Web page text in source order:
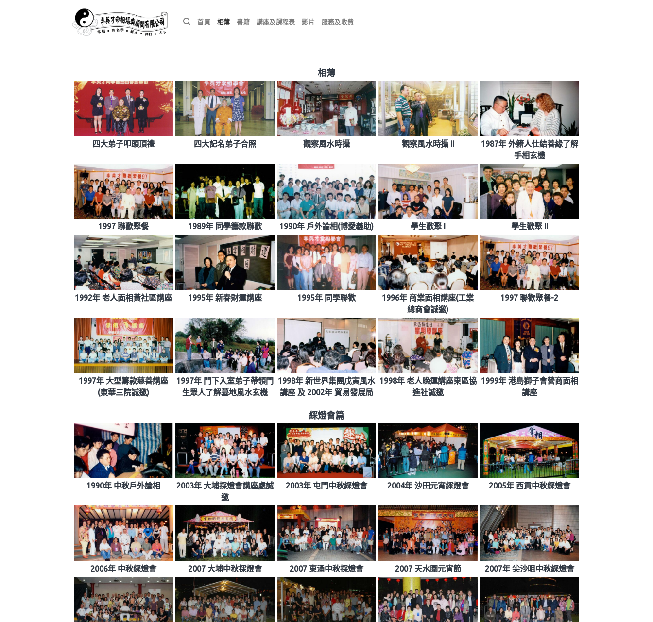
首頁 相薄 書籍 講座及課程表 影片 服務及收費
相薄
四大弟子叩頭頂禮 四大記名弟子合照 觀察風水時攝 觀察風水時攝 II
1987年 外籍人仕結善緣了解
手相玄機
1997 聯歡聚餐 1989年 同學籌款聯歡 1990年 戶外論相(博愛義助) 學生歡聚 I 學生歡聚 II
1992年 老人面相黃社區講座 1995年 新春財運講座 1995年 同學聯歡
1996年 商業面相講座(工業
總商會誠邀)
1997 聯歡聚餐-2
1997年 大型籌款慈善講座
(東華三院誠邀)
1997年 門下入室弟子帶領門
生眾人了解墓地風水玄機
1998年 新世界集團戊寅風水
講座 及 2002年 貿易發展局
1998年 老人晚運講座東區協
進社誠邀
1999年 港島獅子會營商面相
講座
綵燈會篇
1990年 中秋戶外論相
2003年 大埔採燈會講座處誠
邀
2003年 屯門中秋綵燈會 2004年 沙田元宵綵燈會 2005年 西貢中秋綵燈會
2006年 中秋綵燈會 2007 大埔中秋採燈會 2007 東涌中秋採燈會 2007 天水圍元宵節 2007年 尖沙咀中秋綵燈會